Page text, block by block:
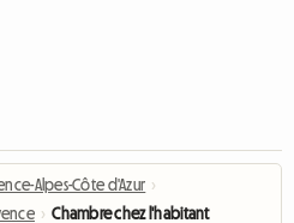
Alpes-Côte d'Azur ›
› Chambre chez l'habitant